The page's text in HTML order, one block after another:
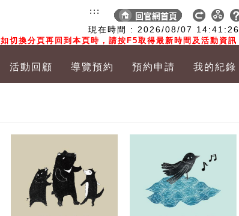
現在時間 : 2026/08/07 14:41:27
如切換分頁再回到本頁時，請按F5取得最新時間及活動資訊
:::
活動回顧 導覽預約 預約申請 我的紀錄